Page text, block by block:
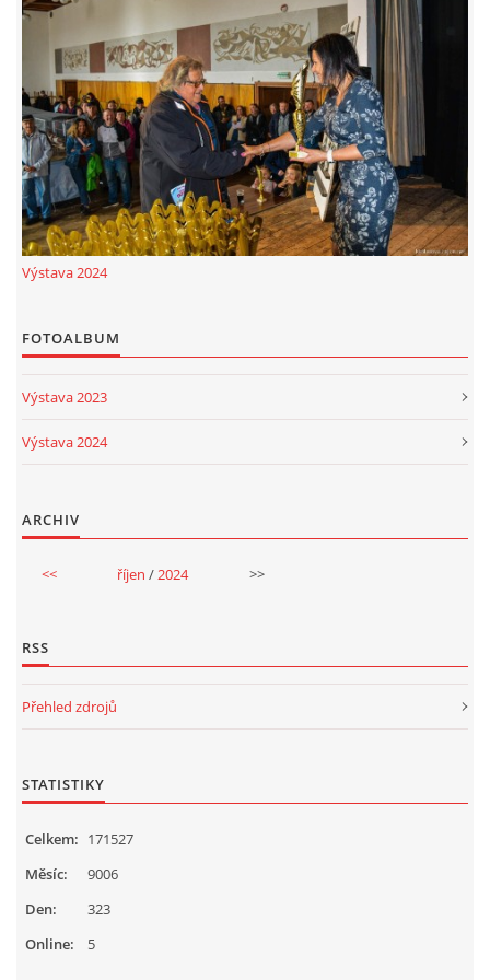
© 2026 eStránky.cz |RSS
Výstava 2024
FOTOALBUM
Výstava 2023
Výstava 2024
ARCHIV
<< říjen /2024 >>
RSS
Přehled zdrojů
STATISTIKY
Online: 5
Celkem: 171527
Měsíc:
9006
Den:
323